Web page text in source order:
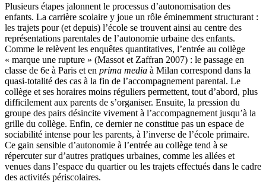
Plusieurs étapes jalonnent le processus d’autonomisation des
enfants. La carrière scolaire y joue un rôle éminemment structurant :
les trajets pour (et depuis) l’école se trouvent ainsi au centre des
représentations parentales de l’autonomie urbaine des enfants.
Comme le relèvent les enquêtes quantitatives, l’entrée au collège
« marque une rupture » (Massot et Zaffran 2007) : le passage en
classe de 6e à Paris et en prima media à Milan correspond dans la
quasi-totalité des cas à la fin de l’accompagnement parental. Le
collège et ses horaires moins réguliers permettent, tout d’abord, plus
difficilement aux parents de s’organiser. Ensuite, la pression du
groupe des pairs désincite vivement à l’accompagnement jusqu’à la
grille du collège. Enfin, ce dernier ne constitue pas un espace de
sociabilité intense pour les parents, à l’inverse de l’école primaire.
Ce gain sensible d’autonomie à l’entrée au collège tend à se
répercuter sur d’autres pratiques urbaines, comme les allées et
venues dans l’espace du quartier ou les trajets effectués dans le cadre
des activités périscolaires.